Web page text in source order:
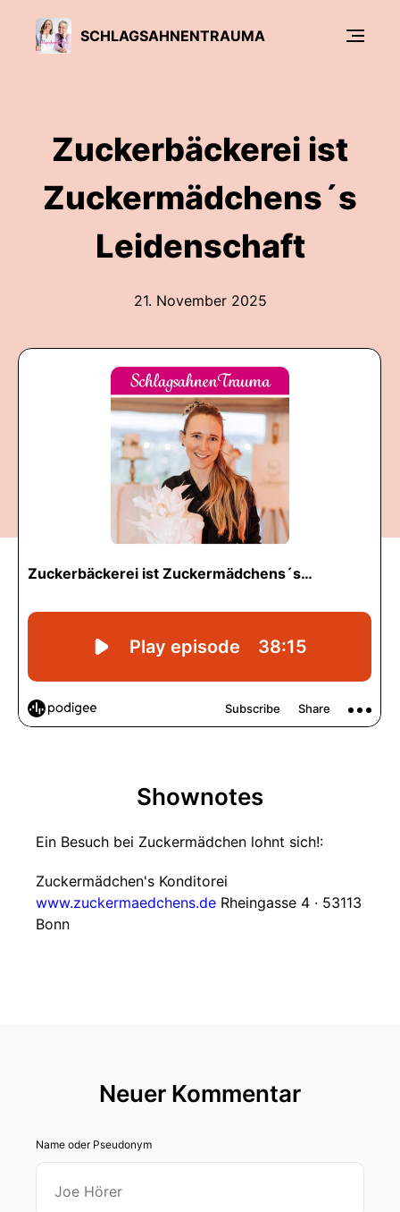
SCHLAGSAHNENTRAUMA
Zuckerbäckerei ist
Zuckermädchens´s
Leidenschaft
21. November 2025
Shownotes
Ein Besuch bei Zuckermädchen lohnt sich!:
Zuckermädchen's Konditorei
www.zuckermaedchens.de Rheingasse 4 · 53113
Bonn
Neuer Kommentar
Name oder Pseudonym